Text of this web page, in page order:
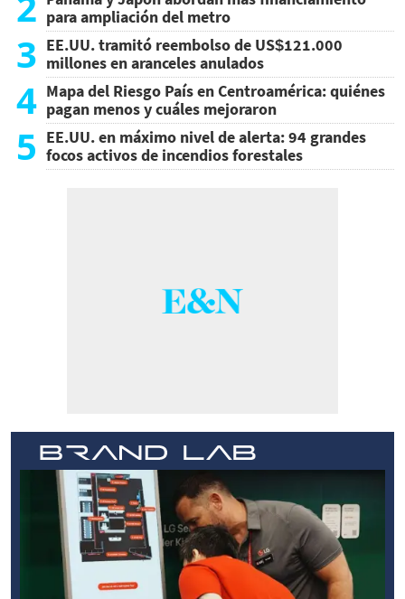
para ampliación del metro
3 EE.UU. tramitó reembolso de US$121.000
millones en aranceles anulados
4 Mapa del Riesgo País en Centroamérica: quiénes
pagan menos y cuáles mejoraron
5 EE.UU. en máximo nivel de alerta: 94 grandes
focos activos de incendios forestales